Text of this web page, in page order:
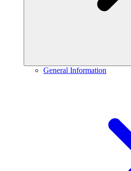
General Information